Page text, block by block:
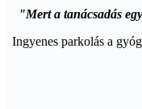
Mert a tanácsadás
Ingyenes parkolás a